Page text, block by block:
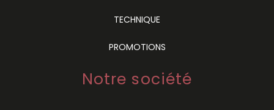
TECHNIQUE
PROMOTIONS
Notre société